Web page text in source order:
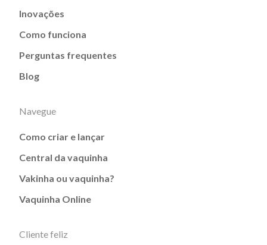
Inovações
Como funciona
Perguntas frequentes
Blog
Navegue
Como criar e lançar
Central da vaquinha
Vakinha ou vaquinha?
Vaquinha Online
Cliente feliz